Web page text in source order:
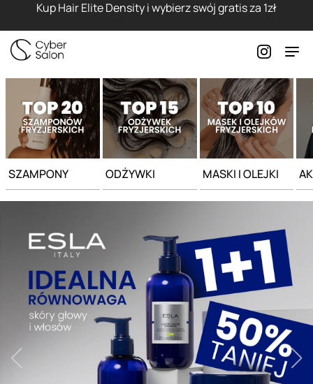
Kup Hair Elite Density i wybierz swój gratis za 1zł
SZAMPONY ODŻYWKI MASKI I OLEJKI
Strona główna - Cyber Salon